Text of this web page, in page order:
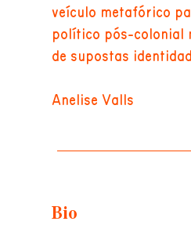
veículo metafórico
político pós-colonial
de supostas
Anelise Valls
Bio